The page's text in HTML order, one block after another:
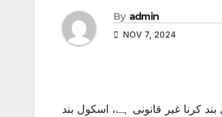
By admin
NOV 7, 2024
کرنا غیر قانونی ہے، اسکول بند